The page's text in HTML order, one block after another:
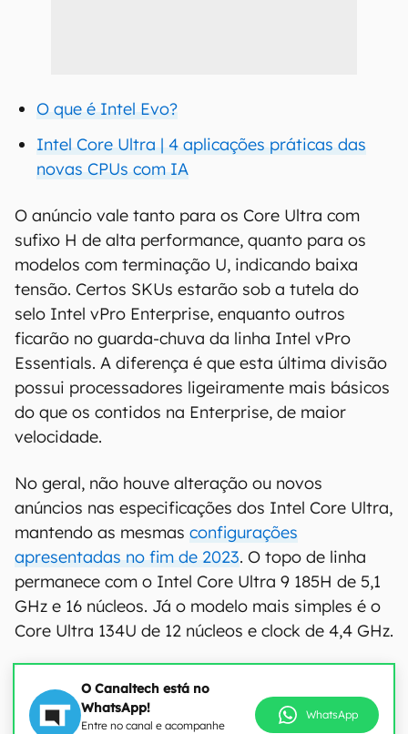
O que é Intel Evo?
Intel Core Ultra | 4 aplicações práticas das
novas CPUs com IA
O anúncio vale tanto para os Core Ultra com
sufixo H de alta performance, quanto para os
modelos com terminação U, indicando baixa
tensão. Certos SKUs estarão sob a tutela do
selo Intel vPro Enterprise, enquanto outros
ficarão no guarda-chuva da linha Intel vPro
Essentials. A diferença é que esta última divisão
possui processadores ligeiramente mais básicos
do que os contidos na Enterprise, de maior
velocidade.
No geral, não houve alteração ou novos
anúncios nas especificações dos Intel Core Ultra,
mantendo as mesmas configurações
apresentadas no fim de 2023. O topo de linha
permanece com o Intel Core Ultra 9 185H de 5,1
GHz e 16 núcleos. Já o modelo mais simples é o
Core Ultra 134U de 12 núcleos e clock de 4,4 GHz.
O Canaltech está no
WhatsApp!
Entre no canal e acompanhe
WhatsApp